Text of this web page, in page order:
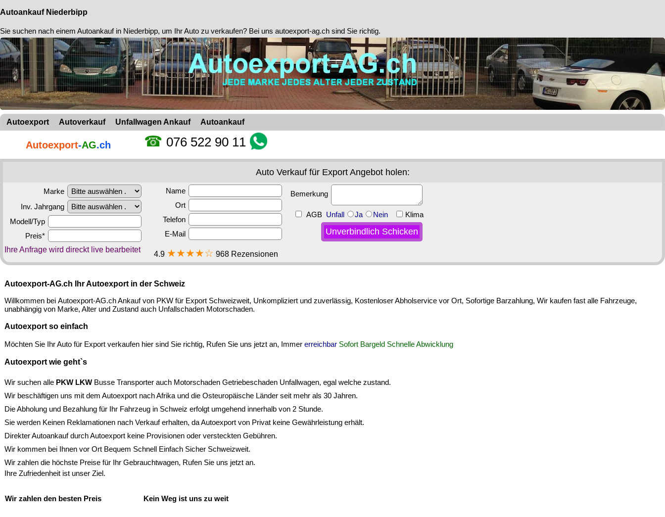
Autoankauf Niederbipp
Sie suchen nach einem Autoankauf in Niederbipp, um Ihr Auto zu verkaufen? Bei uns autoexport-ag.ch sind Sie richtig.